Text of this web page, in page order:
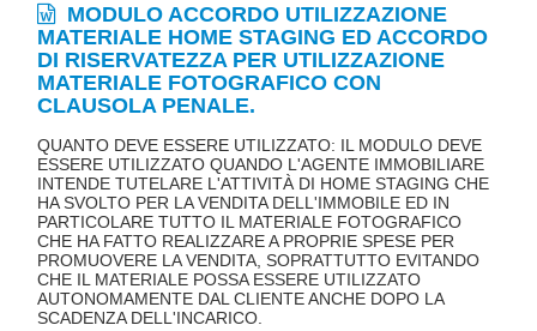
MODULO ACCORDO UTILIZZAZIONE
MATERIALE HOME STAGING ED ACCORDO
DI RISERVATEZZA PER UTILIZZAZIONE
MATERIALE FOTOGRAFICO CON
CLAUSOLA PENALE.
QUANTO DEVE ESSERE UTILIZZATO: IL MODULO DEVE
ESSERE UTILIZZATO QUANDO L'AGENTE IMMOBILIARE
INTENDE TUTELARE L'ATTIVITÀ DI HOME STAGING CHE
HA SVOLTO PER LA VENDITA DELL'IMMOBILE ED IN
PARTICOLARE TUTTO IL MATERIALE FOTOGRAFICO
CHE HA FATTO REALIZZARE A PROPRIE SPESE PER
PROMUOVERE LA VENDITA, SOPRATTUTTO EVITANDO
CHE IL MATERIALE POSSA ESSERE UTILIZZATO
AUTONOMAMENTE DAL CLIENTE ANCHE DOPO LA
SCADENZA DELL'INCARICO.